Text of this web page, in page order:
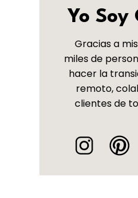
Gracias a
miles de
hacer la
remoto,
clientes de
Yo Soy